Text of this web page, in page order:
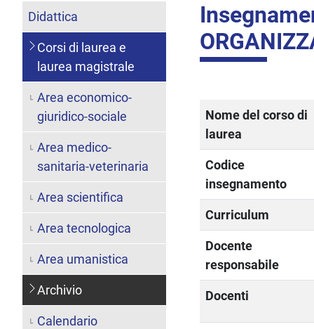
Nome del corso di
laurea
Codice
insegnamento
Curriculum
Docente
responsabile
Docenti
Didattica
Corsi di laurea e
laurea magistrale
Area economico-
giuridico-sociale
Area medico-
sanitaria-veterinaria
Area scientifica
Area tecnologica
Area umanistica
Archivio
Calendario